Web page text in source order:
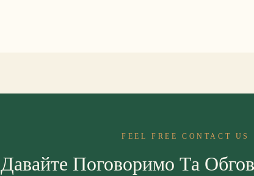
FEEL FREE CONTACT US
Давайте Поговоримо Та